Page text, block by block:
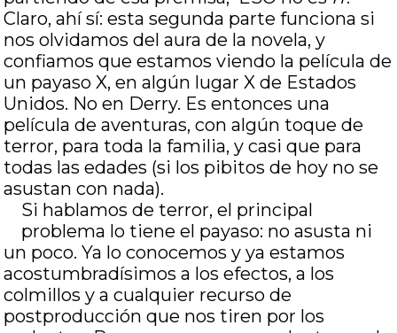
Claro, ahí sí: esta segunda parte funciona si
nos olvidamos del aura de la novela, y
confiamos que estamos viendo la película de
un payaso X, en algún lugar X de Estados
Unidos. No en Derry. Es entonces una
película de aventuras, con algún toque de
terror, para toda la familia, y casi que para
todas las edades (si los pibitos de hoy no se
asustan con nada).
Si hablamos de terror, el principal
problema lo tiene el payaso: no asusta ni
un poco. Ya lo conocemos y ya estamos
acostumbradísimos a los efectos, a los
colmillos y a cualquier recurso de
postproducción que nos tiren por los